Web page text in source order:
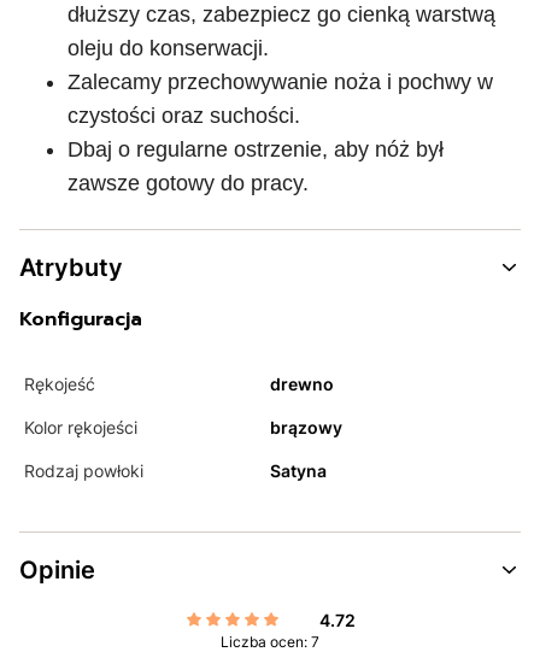
dłuższy czas, zabezpiecz go cienką warstwą
oleju do konserwacji.
Zalecamy przechowywanie noża i pochwy w
czystości oraz suchości.
Dbaj o regularne ostrzenie, aby nóż był
zawsze gotowy do pracy.
Atrybuty
Konfiguracja
Rękojeść drewno
Kolor rękojeści brązowy
Rodzaj powłoki Satyna
Opinie
4.72
Liczba ocen: 7